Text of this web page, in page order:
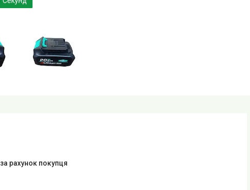
за рахунок покупця